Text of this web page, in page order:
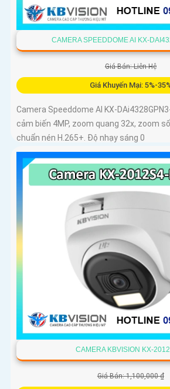
CAMERA SPEEDDOME AI KX-
Giá Bán: Liên Hệ
Giá Khuyến Mại: 5%-
Camera Speeddome AI KX-
cảm biến 4MP, zoom quang 32x, zoom
chuẩn nén H.265+. Độ nhạy sáng 0
CAMERA KBVISION KX-
Giá Bán: 1,100,000 ₫